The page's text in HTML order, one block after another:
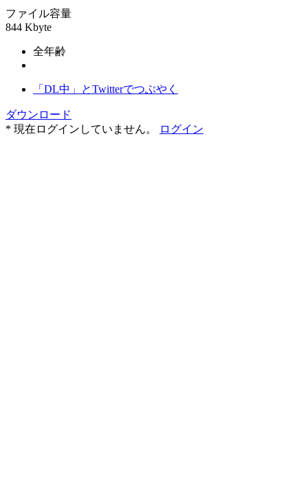
ファイル容量
844 Kbyte
全年齢
「DL中」とTwitterでつぶやく
ダウンロード
* 現在ログインしていません。
ログイン